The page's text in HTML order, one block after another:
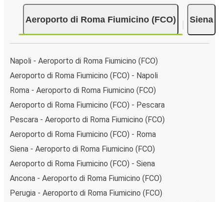
Aeroporto di Roma Fiumicino (FCO) Siena
Napoli - Aeroporto di Roma Fiumicino (FCO)
Aeroporto di Roma Fiumicino (FCO) - Napoli
Roma - Aeroporto di Roma Fiumicino (FCO)
Aeroporto di Roma Fiumicino (FCO) - Pescara
Pescara - Aeroporto di Roma Fiumicino (FCO)
Aeroporto di Roma Fiumicino (FCO) - Roma
Siena - Aeroporto di Roma Fiumicino (FCO)
Aeroporto di Roma Fiumicino (FCO) - Siena
Ancona - Aeroporto di Roma Fiumicino (FCO)
Perugia - Aeroporto di Roma Fiumicino (FCO)